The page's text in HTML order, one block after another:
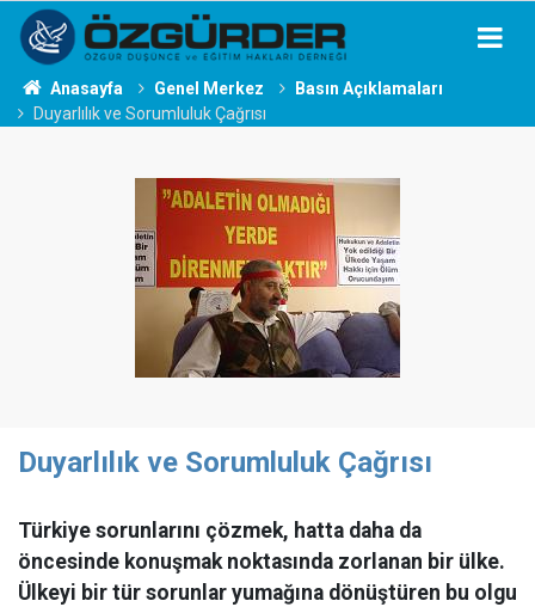
Anasayfa Genel Merkez
Basın Açıklamaları
Duyarlılık ve Sorumluluk Çağrısı
Duyarlılık ve Sorumluluk Çağrısı
Türkiye sorunlarını çözmek, hatta daha da
öncesinde konuşmak noktasında zorlanan bir ülke.
Ülkeyi bir tür sorunlar yumağına dönüştüren bu olgu